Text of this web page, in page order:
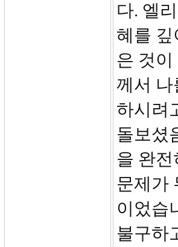
다. 엘
혜를
은 것
께서 나
하시려
돌보셨
을 완
문제가
이었습
불구하